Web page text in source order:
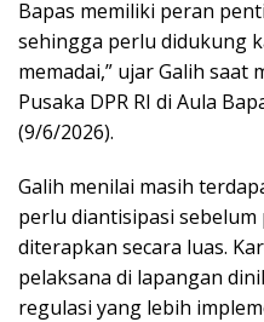
Bapas memiliki peran
sehingga perlu didukung
memadai,” ujar Galih
Pusaka DPR RI di Aula
(9/6/2026).
Galih menilai masih
perlu diantisipasi sebelum
diterapkan secara luas.
pelaksana di lapangan
regulasi yang lebih